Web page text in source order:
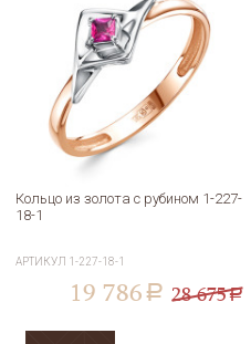
Кольцо из золота с рубином 1-227-
18-1
АРТИКУЛ 1-227-18-1
19 786 a 28 675a